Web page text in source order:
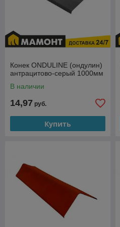
Конек ONDULINE (ондулин)
антрацитово-серый 1000мм
В наличии
14,97 руб.
Купить